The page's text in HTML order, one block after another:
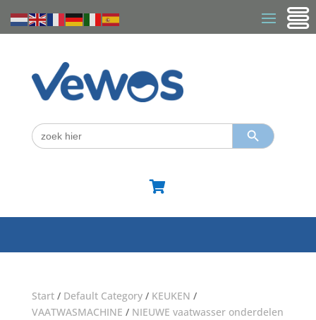
Zoek
naar:
Zoekknop

Start/ Default Category/ KEUKEN /
VAATWASMACHINE / NIEUWE vaatwasser onderdelen